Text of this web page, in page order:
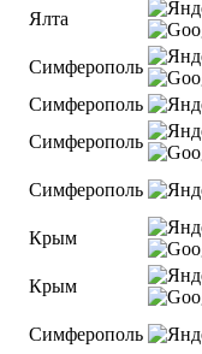
Ялта
Симферополь
Симферополь
Симферополь
Симферополь
Крым
Крым
Симферополь